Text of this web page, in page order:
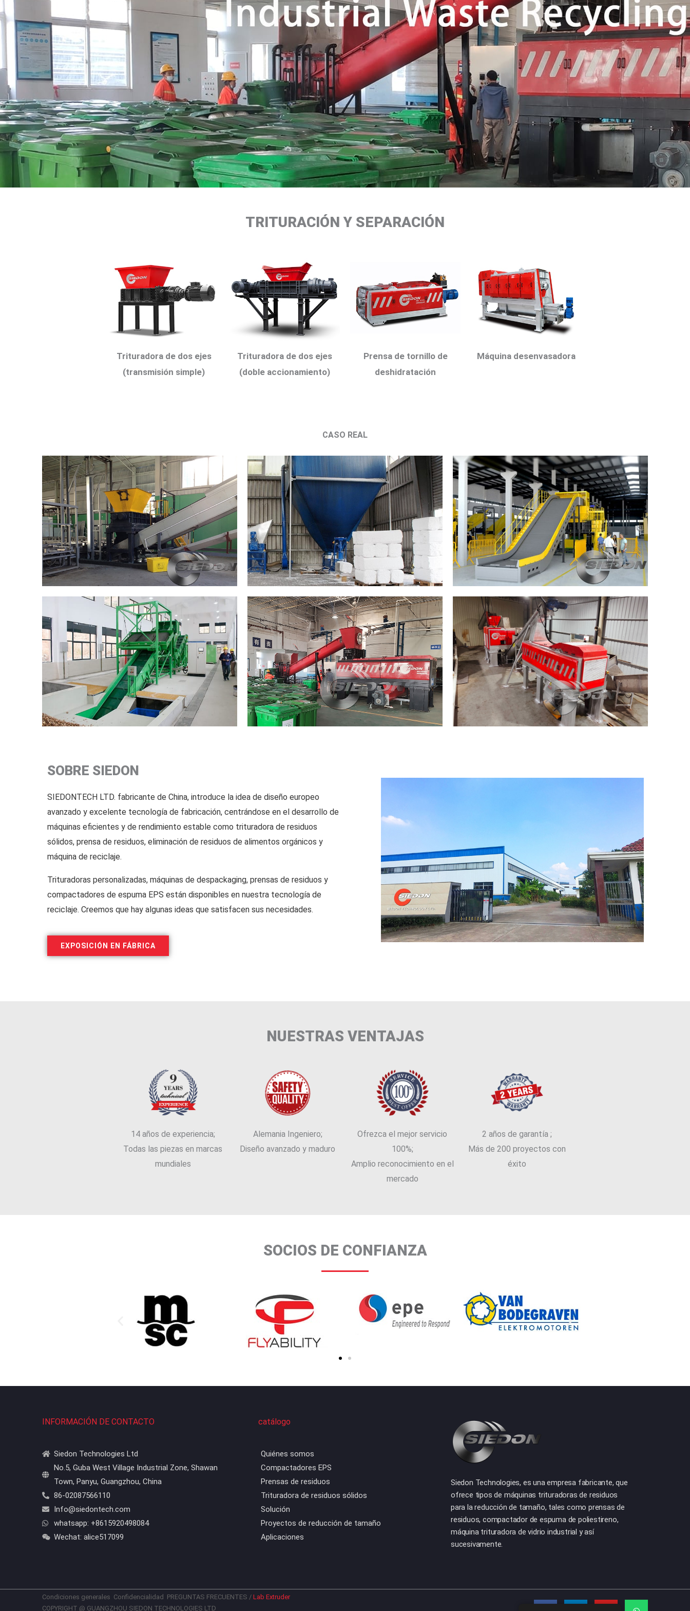
TRITURACIÓN Y SEPARACIÓN
Trituradora de dos ejes
(transmisión simple)
Trituradora de dos ejes
(doble accionamiento)
Prensa de tornillo de
deshidratación
Máquina desenvasadora
CASO REAL
SOBRE SIEDON
SIEDONTECH LTD. fabricante de China, introduce la idea de diseño europeo
avanzado y excelente tecnología de fabricación, centrándose en el desarrollo de
máquinas eficientes y de rendimiento estable como trituradora de residuos
sólidos, prensa de residuos, eliminación de residuos de alimentos orgánicos y
máquina de reciclaje.
Trituradoras personalizadas, máquinas de despackaging, prensas de residuos y
compactadores de espuma EPS están disponibles en nuestra tecnología de
reciclaje. Creemos que hay algunas ideas que satisfacen sus necesidades.
EXPOSICIÓN EN FÁBRICA
NUESTRAS VENTAJAS
14 años de experiencia;
Todas las piezas en marcas
mundiales
Alemania Ingeniero;
Diseño avanzado y maduro
Ofrezca el mejor servicio
100%;
Amplio reconocimiento en el
mercado
2 años de garantía ;
Más de 200 proyectos con
éxito
SOCIOS DE CONFIANZA
INFORMACIÓN DE CONTACTO
Siedon Technologies Ltd
No.5, Guba West Village Industrial Zone, Shawan
Town, Panyu, Guangzhou, China
86-02087566110
Info@siedontech.com
whatsapp: +8615920498084
Wechat: alice517099
catálogo
Quiénes somos
Compactadores EPS
Prensas de residuos
Trituradora de residuos sólidos
Solución
Proyectos de reducción de tamaño
Aplicaciones
Siedon Technologies, es una empresa fabricante, que
ofrece tipos de máquinas trituradoras de residuos
para la reducción de tamaño, tales como prensas de
residuos, compactador de espuma de poliestireno,
máquina trituradora de vidrio industrial y así
sucesivamente.
Condiciones generales Confidencialidad PREGUNTAS FRECUENTES / Lab Extruder
COPYRIGHT @ GUANGZHOU SIEDON TECHNOLOGIES LTD
F
a
L
i
Y
o
W